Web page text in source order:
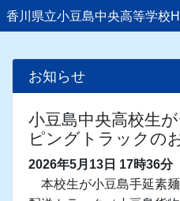
香川県立小豆島中央高等学校